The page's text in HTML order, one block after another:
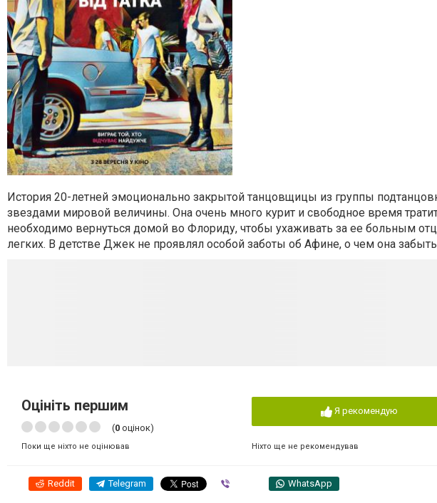
История 20-летней эмоционально закрытой танцовщицы из группы
звездами мировой величины. Она очень много курит и свободное время
необходимо вернуться домой во Флориду, чтобы ухаживать за ее больным
легких. В детстве Джек не проявлял особой заботы об Афине, о чем она
Оцініть першим
(0 оцінок)
Поки ще ніхто не оцінював
Я рекомендую
Ніхто ще не рекомендував
Reddit Telegram WhatsApp